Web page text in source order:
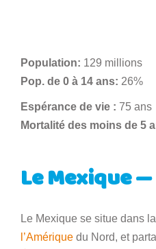
Population: 129 millions
Pop. de 0 à 14 ans: 26%
Espérance de vie : 75 ans
Mortalité des moins de 5
Le Mexique
Le Mexique se situe dans
l’Amérique du Nord, et